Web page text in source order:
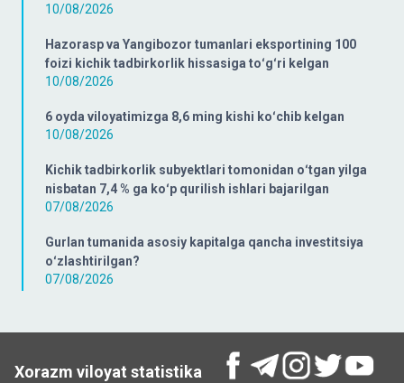
10/08/2026
Hazorasp va Yangibozor tumanlari eksportining 100
foizi kichik tadbirkorlik hissasiga toʻgʻri kelgan
10/08/2026
6 oyda viloyatimizga 8,6 ming kishi koʻchib kelgan
10/08/2026
Kichik tadbirkorlik subyektlari tomonidan oʻtgan yilga
nisbatan 7,4 % ga koʻp qurilish ishlari bajarilgan
07/08/2026
Gurlan tumanida asosiy kapitalga qancha investitsiya
oʻzlashtirilgan?
07/08/2026
Xorazm viloyat statistika